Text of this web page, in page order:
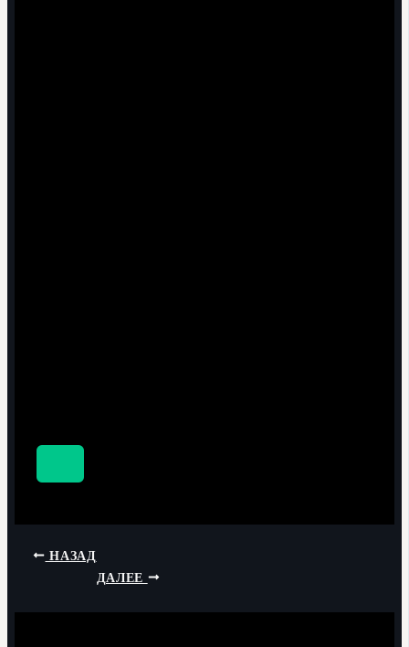
НАЗАД
ДАЛЕЕ